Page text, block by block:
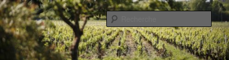
Aller
au
contenu
principal
Aller
au
contenu
secondaireChâteau Julia
La passion comme tradition